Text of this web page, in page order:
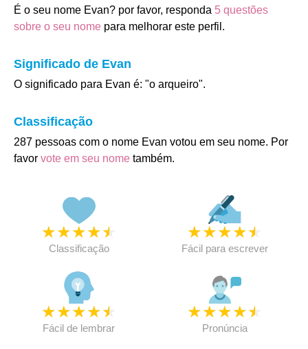
É o seu nome Evan? por favor, responda 5 questões
sobre o seu nome para melhorar este perfil.
Significado de Evan
O significado para Evan é: "o arqueiro".
Classificação
287 pessoas com o nome Evan votou em seu nome. Por
favor vote em seu nome também.
★★★★★
Classificação
★★★★★
Fácil para escrever
★★★★★
Fácil de lembrar
★★★★★
Pronúncia